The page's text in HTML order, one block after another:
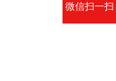
微信扫一扫